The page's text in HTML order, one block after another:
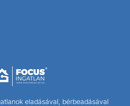
eladásával, bérbeadásával